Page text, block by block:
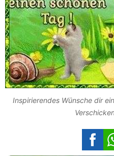
Inspirierendes Wünsche dir